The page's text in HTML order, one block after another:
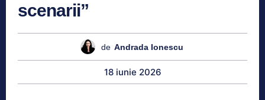
scenarii”
de Andrada Ionescu
18 iunie 2026